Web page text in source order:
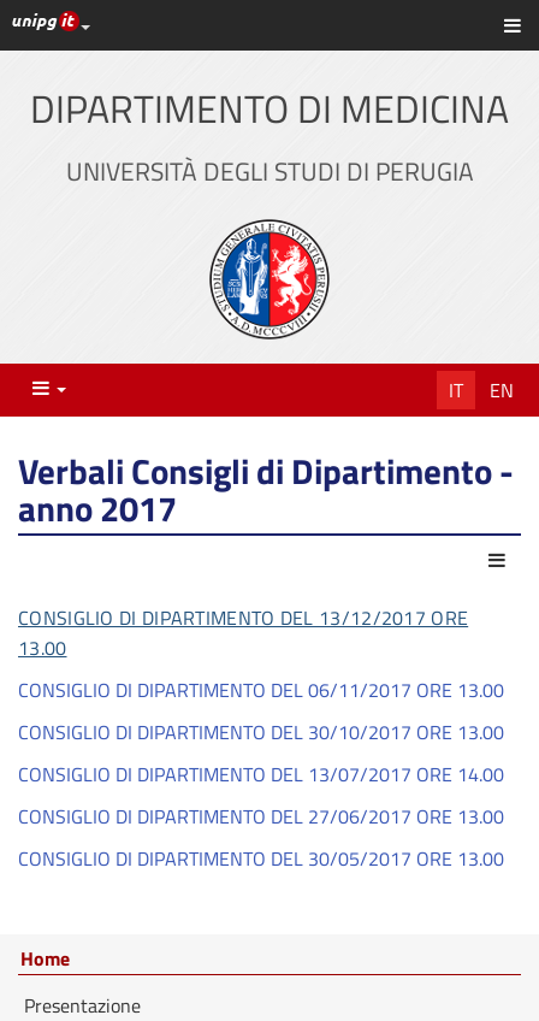
Vai
al
principale
Link ai principali servizi web di Ateneo
DIPARTIMENTO DI MEDICINA
UNIVERSITÀ DEGLI STUDI DI PERUGIA
Menu IT EN
Verbali Consigli di Dipartimento -
anno 2017
CONSIGLIO DI DIPARTIMENTO DEL 13/12/2017 ORE
13.00
CONSIGLIO DI DIPARTIMENTO DEL 06/11/2017 ORE 13.00
CONSIGLIO DI DIPARTIMENTO DEL 30/10/2017 ORE 13.00
CONSIGLIO DI DIPARTIMENTO DEL 13/07/2017 ORE 14.00
CONSIGLIO DI DIPARTIMENTO DEL 27/06/2017 ORE 13.00
CONSIGLIO DI DIPARTIMENTO DEL 30/05/2017 ORE 13.00
Home
Presentazione